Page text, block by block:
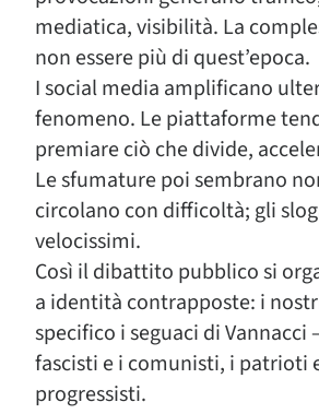
mediatica, visibilità. La
non essere più di quest’epoca.
I social media amplificano
fenomeno. Le piattaforme
premiare ciò che divide,
Le sfumature poi sembrano
circolano con difficoltà; gli
velocissimi.
Così il dibattito pubblico si
a identità contrapposte: i
specifico i seguaci di Vannacci
fascisti e i comunisti, i patrioti
progressisti.